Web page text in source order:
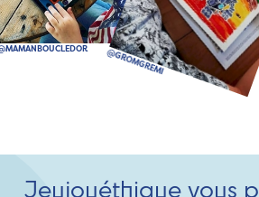
Jeujouéthique vous